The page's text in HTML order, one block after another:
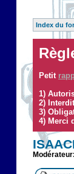
Index du
Petit
1)
2)
3)
4) Merci
Modérateur: